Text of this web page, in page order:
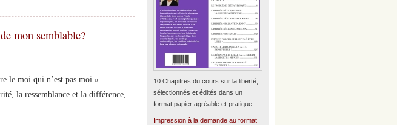
mon semblable?
moi qui n’est pas moi ».
la ressemblance et la différence,
10 Chapitres du cours sur la liberté,
sélectionnés et édités dans un
format papier agréable et pratique.
Impression à la demande au format